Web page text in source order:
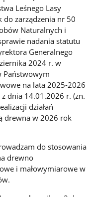
Leśnego Lasy
do zarządzenia nr 50
Naturalnych i
nadania statutu
Generalnego
2024 r. w
Państwowym
na lata 2025-2026
dnia 14.01.2026 r. (zn.
działań
drewna w 2026 rok
do stosowania
drewno
i małowymiarowe w